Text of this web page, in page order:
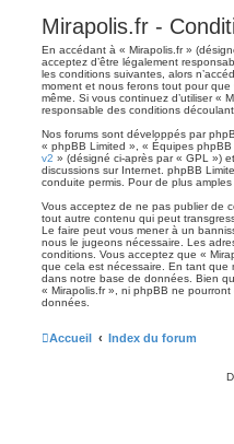
Mirapolis.fr -
En accédant à « Mirapolis.fr »
acceptez d’être légalement
les conditions suivantes, alors
moment et nous ferons tout pour que
même. Si vous continuez d’utiliser «
responsable des conditions
Nos forums sont développés par
« phpBB Limited », « Équipes
v2 » (désigné ci-après par « GPL »)
discussions sur Internet. phpBB
conduite permis. Pour de plus
Vous acceptez de ne pas publier de
tout autre contenu qui peut
Le faire peut vous mener à un
nous le jugeons nécessaire. Les
conditions. Vous acceptez que «
que cela est nécessaire. En tant que
dans notre base de données. Bien
« Mirapolis.fr », ni phpBB ne
données.
Accueil Index du forum